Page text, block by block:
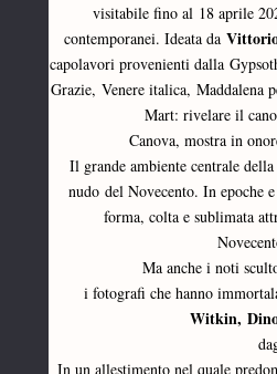
visitabile fino al 18 aprile
contemporanei. Ideata da
capolavori provenienti dalla
Grazie, Venere italica,
Mart: rivelare il
Canova, mostra in
Il grande ambiente centrale
nudo del Novecento. In epoche
forma, colta e sublimata
Ma anche i noti
i fotografi che hanno
Witkin,
In un allestimento nel quale